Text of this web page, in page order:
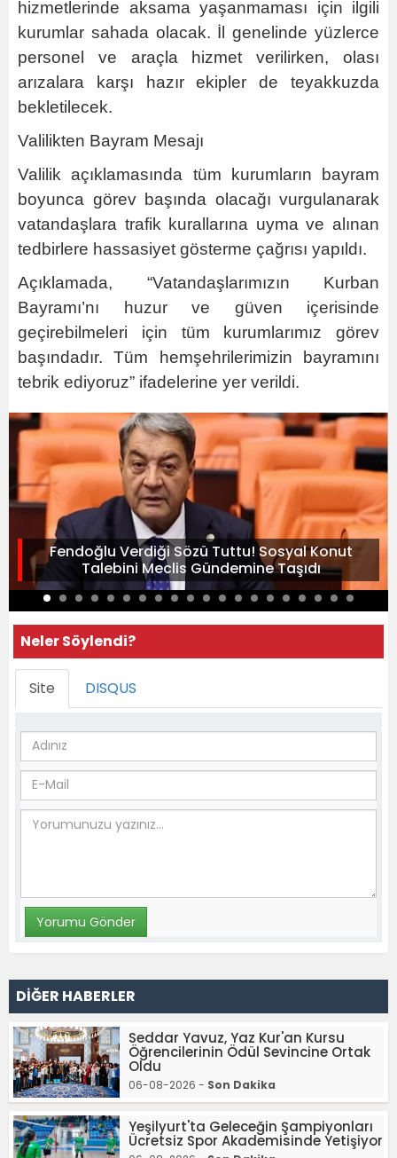
hizmetlerinde aksama yaşanmaması için ilgili
kurumlar sahada olacak. İl genelinde yüzlerce
personel ve araçla hizmet verilirken, olası
arızalara karşı hazır ekipler de teyakkuzda
bekletilecek.
Valilikten Bayram Mesajı
Valilik açıklamasında tüm kurumların bayram
boyunca görev başında olacağı vurgulanarak
vatandaşlara trafik kurallarına uyma ve alınan
tedbirlere hassasiyet gösterme çağrısı yapıldı.
Açıklamada, “Vatandaşlarımızın Kurban
Bayramı’nı huzur ve güven içerisinde
geçirebilmeleri için tüm kurumlarımız görev
başındadır. Tüm hemşehrilerimizin bayramını
tebrik ediyoruz” ifadelerine yer verildi.
Fendoğlu Verdiği Sözü Tuttu! Sosyal Konut
Talebini Meclis Gündemine Taşıdı
Neler Söylendi?
Site DISQUS
DİĞER HABERLER
Seddar Yavuz, Yaz Kur'an Kursu
Öğrencilerinin Ödül Sevincine Ortak
Oldu
06-08-2026 - Son Dakika
Yeşilyurt'ta Geleceğin Şampiyonları
Ücretsiz Spor Akademisinde Yetişiyor